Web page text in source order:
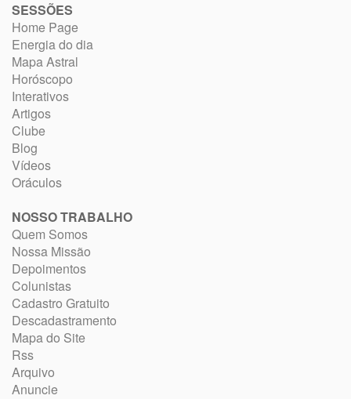
SESSÕES
Home Page
Energia do dia
Mapa Astral
Horóscopo
Interativos
Artigos
Clube
Blog
Vídeos
Oráculos
NOSSO TRABALHO
Quem Somos
Nossa Missão
Depoimentos
Colunistas
Cadastro Gratuito
Descadastramento
Mapa do Site
Rss
Arquivo
Anuncie